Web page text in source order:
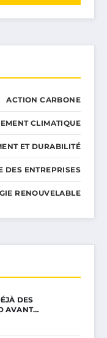
ACTION CARBONE
CLIMATIQUE
ET DURABILITÉ
DES ENTREPRISES
RENOUVELABLE
DES
AVANT…